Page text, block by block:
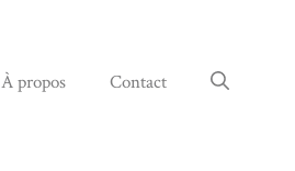
À propos Contact